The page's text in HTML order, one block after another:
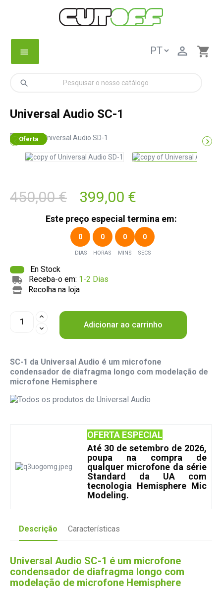
menu shopping_cart

search
Universal Audio SC-1
Oferta
 
450,00 € 399,00 €
Este preço especial termina em:
0
SECS
0
MINS
0
HORAS
0
DIAS
En Stock
Receba-o em: 1-2 Dias
Recolha na loja
Adicionar ao carrinho
SC-1 da Universal Audio é um microfone
condensador de diafragma longo com modelação de
microfone Hemisphere
OFERTA ESPECIAL
Até 30 de setembro de 2026,
poupa na compra de
qualquer microfone da série
Standard da UA com
tecnologia Hemisphere Mic
Modeling.
Descrição Características
Universal Audio SC-1 é um microfone
condensador de diafragma longo com
modelação de microfone Hemisphere